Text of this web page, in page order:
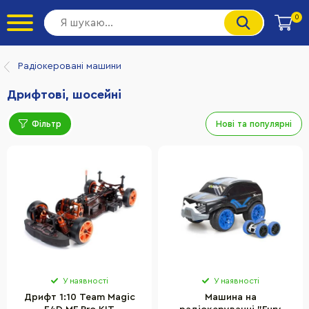
0
Радіокеровані машини
Дрифтові, шосейні
Фільтр Нові та популярні
У наявності
Дрифт 1:10 Team Magic
У наявності
Машина на